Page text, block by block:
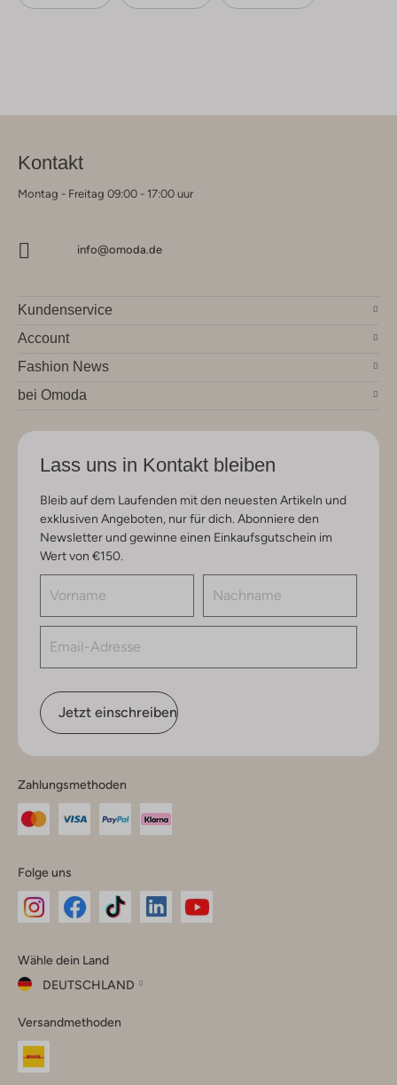
Kontakt
Montag - Freitag 09:00 - 17:00 uur
info@omoda.de
Kundenservice
Account
Fashion News
bei Omoda
Lass uns in Kontakt bleiben
Bleib auf dem Laufenden mit den neuesten Artikeln und
exklusiven Angeboten, nur für dich. Abonniere den
Newsletter und gewinne einen Einkaufsgutschein im
Wert von €150.
Jetzt einschreiben
Zahlungsmethoden
Folge uns
Instagram
Facebook
TikTok
Wähle dein Land
DEUTSCHLAND
dein
Land
Versandmethoden